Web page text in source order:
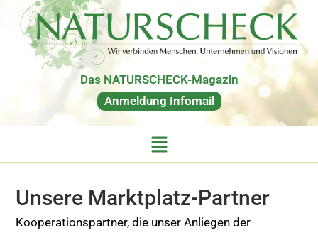
Das NATURSCHECK-Magazin
Anmeldung Infomail
Unsere Marktplatz-Partner
Kooperationspartner, die unser Anliegen der